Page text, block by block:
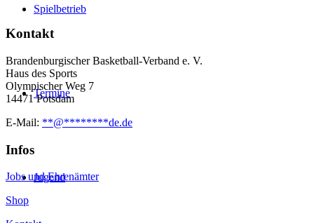
Spielbetrieb
Termine
Jugend
Kontakt
Brandenburgischer Basketball-Verband e. V.
Haus des Sports
Olympischer Weg 7
14471 Potsdam
E-Mail: **@********de.de
Infos
Jobs und Ehrenämter
Shop